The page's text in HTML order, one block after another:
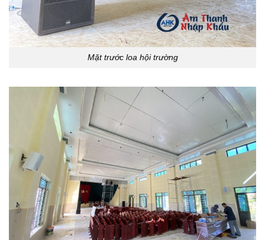
Mặt trước loa hội trường